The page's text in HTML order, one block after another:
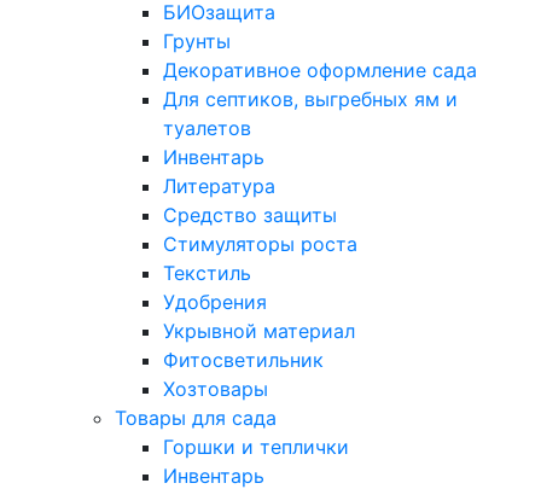
БИОзащита
Грунты
Декоративное оформление сада
Для септиков, выгребных ям и
туалетов
Инвентарь
Литература
Средство защиты
Стимуляторы роста
Текстиль
Удобрения
Укрывной материал
Фитосветильник
Хозтовары
Товары для сада
Горшки и теплички
Инвентарь